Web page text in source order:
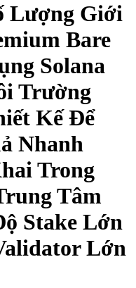
Lượng Giới
Bare
Solana
Trường
Kế Để
Nhanh
Trong
Tâm
Stake Lớn
Lớn